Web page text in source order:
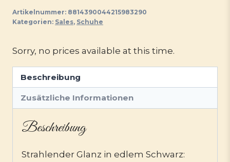
69,95 €55,95 €.
Artikelnummer: 8814390044215983290
Kategorien: Sales, Schuhe
Sorry, no prices available at this time.
Beschreibung
Zusätzliche Informationen
Beschreibung
Strahlender Glanz in edlem Schwarz: